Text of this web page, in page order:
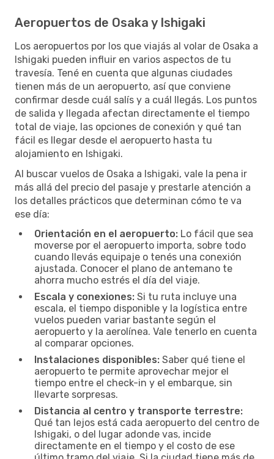
Aeropuertos de Osaka y Ishigaki
Los aeropuertos por los que viajás al volar de Osaka a
Ishigaki pueden influir en varios aspectos de tu
travesía. Tené en cuenta que algunas ciudades
tienen más de un aeropuerto, así que conviene
confirmar desde cuál salís y a cuál llegás. Los puntos
de salida y llegada afectan directamente el tiempo
total de viaje, las opciones de conexión y qué tan
fácil es llegar desde el aeropuerto hasta tu
alojamiento en Ishigaki.
Al buscar vuelos de Osaka a Ishigaki, vale la pena ir
más allá del precio del pasaje y prestarle atención a
los detalles prácticos que determinan cómo te va
ese día:
Orientación en el aeropuerto: Lo fácil que sea
moverse por el aeropuerto importa, sobre todo
cuando llevás equipaje o tenés una conexión
ajustada. Conocer el plano de antemano te
ahorra mucho estrés el día del viaje.
Escala y conexiones: Si tu ruta incluye una
escala, el tiempo disponible y la logística entre
vuelos pueden variar bastante según el
aeropuerto y la aerolínea. Vale tenerlo en cuenta
al comparar opciones.
Instalaciones disponibles: Saber qué tiene el
aeropuerto te permite aprovechar mejor el
tiempo entre el check-in y el embarque, sin
llevarte sorpresas.
Distancia al centro y transporte terrestre:
Qué tan lejos está cada aeropuerto del centro de
Ishigaki, o del lugar adonde vas, incide
directamente en el tiempo y el costo de ese